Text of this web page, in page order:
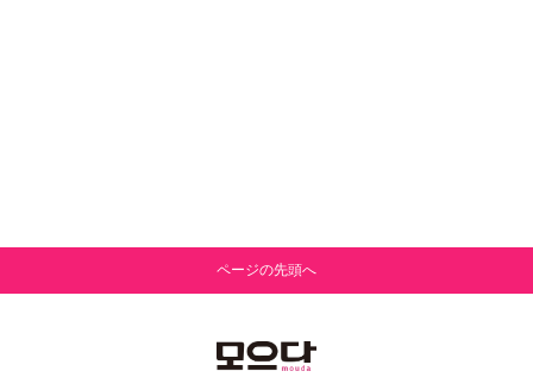
ページの先頭へ